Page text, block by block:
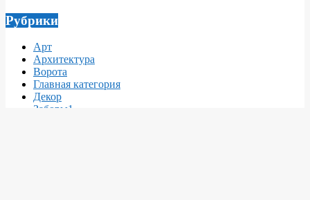
Рубрики
Арт
Архитектура
Ворота
Главная категория
Декор
Заборы1